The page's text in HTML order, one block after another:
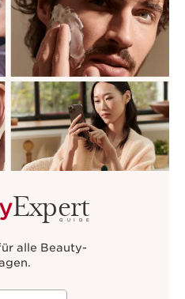
Expert
GUIDE
alle Beauty-